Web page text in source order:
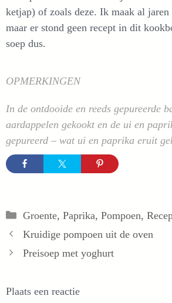
ketjap) of zoals deze. Ik maak al jaren
maar er stond geen recept in dit
soep dus.
OPMERKINGEN
In de ontdooide en reeds gepureerde
aardappelen gekookt en de ui en
gepureerd – wat ui en paprika eruit
Categorieën
Groente, Paprika, Pompoen,
Kruidige pompoen uit de oven
Preisoep met yoghurt
Plaats een reactie